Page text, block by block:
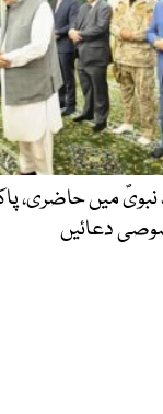
میں حاضری،
دعائیں